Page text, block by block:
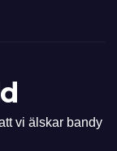
vi älskar bandy